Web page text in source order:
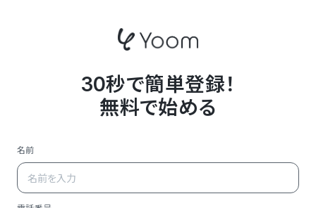
30秒で簡単登録！
無料で始める
名前